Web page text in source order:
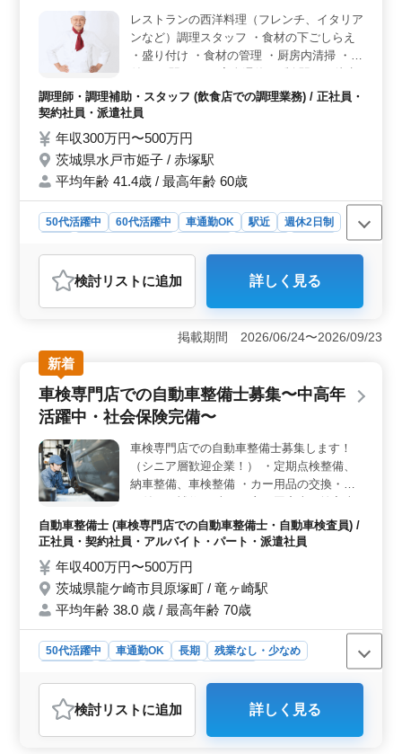
の落ち着いた雰囲気で、地魚を中心に旬の食材を活かし
た料理を提供しています。調理、献立作成、食材の買い
付けなど、調理経験を幅広く活かせる業務内容で、料理
人としての腕を存分に発揮できます。
レストランの西洋料理（フレンチ、イタリア
ンなど）調理スタッフ ・食材の下ごしらえ
・盛り付け ・食材の管理 ・厨房内清掃 ・片
付け ※駅チカ ※完全週休2日制 駅から徒歩1
分で、残業なし。 プライベートの時間を多
く確保して働くことが可能です！ ベテラン
調理師・調理補助・スタッフ (飲食店での調理業務) / 正社員・
契約社員・派遣社員
年収300万円〜500万円
茨城県水戸市姫子 / 赤塚駅
平均年齢 41.4歳 / 最高年齢 60歳
50代活躍中 60代活躍中 車通勤OK 駅近
週休2日制
調理師・調理補助・スタッフ
おすすめポイント
＜ワークライフバランス重視＞ 本求人は残業がなく、
プライベートを大切にしたい方に最適です。完全週休2日
制で水曜と木曜がお休みです。安定した生活リズムで長
期的に働ける環境が整っています。 ＜通勤利便性と
安心の勤務環境＞ 赤塚駅から徒歩1分という駅チカ立地
に加え、車通勤も可能で無料駐車場も完備しています。
通勤スタイルを自由に選べて、自分の生活に合わせた働
レンチやイタリアンなどの西洋料理を中心に調理スキル
を発揮でき、これまで培った経験を存分に活かしていた
だけます。やりがいを実感しやすい職場です。
検討リスト に追加 詳しく見る
掲載期間 2026/06/24〜2026/09/23
新着
車検専門店での自動車整備士募集〜中高年
活躍中・社会保険完備〜
車検専門店での自動車整備士募集します！
（シニア層歓迎企業！） ・定期点検整備、
納車整備、車検整備 ・カー用品の交換・取
の普通乗用車がメインとなります。 ・トラ
ブルシューティング時の整備業務全般 現在
整備経験者であればブランクのある方も大歓
迎！ 今までの経験を活かして頂ける方のご
応募お待ちしております。
自動車整備士 (車検専門店での自動車整備士・自動車検査員) /
正社員・契約社員・アルバイト・パート・派遣社員
年収400万円〜500万円
茨城県龍ケ崎市貝原塚町 / 竜ヶ崎駅
平均年齢 38.0 歳 / 最高年齢 70歳
50代活躍中 車通勤OK 長期
残業なし・少なめ
自動車整備士
おすすめポイント
＜中高年活躍中・社会保険完備＞ 経験豊富な中高年の
検討リスト に追加 詳しく見る